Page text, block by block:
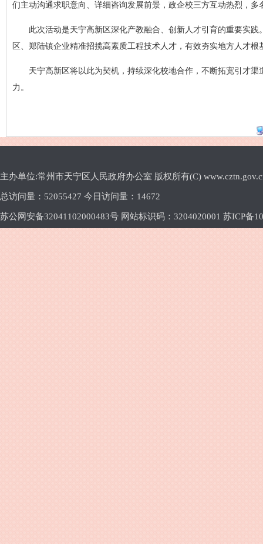
们主动沟通求职意向、详细咨询发展前景，政企校三方互动热烈，
此次活动是天宁高新区深化产教融合、创新人才引育的重要实
区、郑陆镇企业精准招揽高素质工程技术人才，有效夯实地方人才根
天宁高新区将以此为契机，持续深化校地合作，不断拓宽引才
力。
主办单位:常州市天宁区人民政府办公室 版权所有(C)
总访问量： 52055427 今日访问量： 14672
苏公网安备32041102000483号 网站标识码：3204020001 苏ICP备